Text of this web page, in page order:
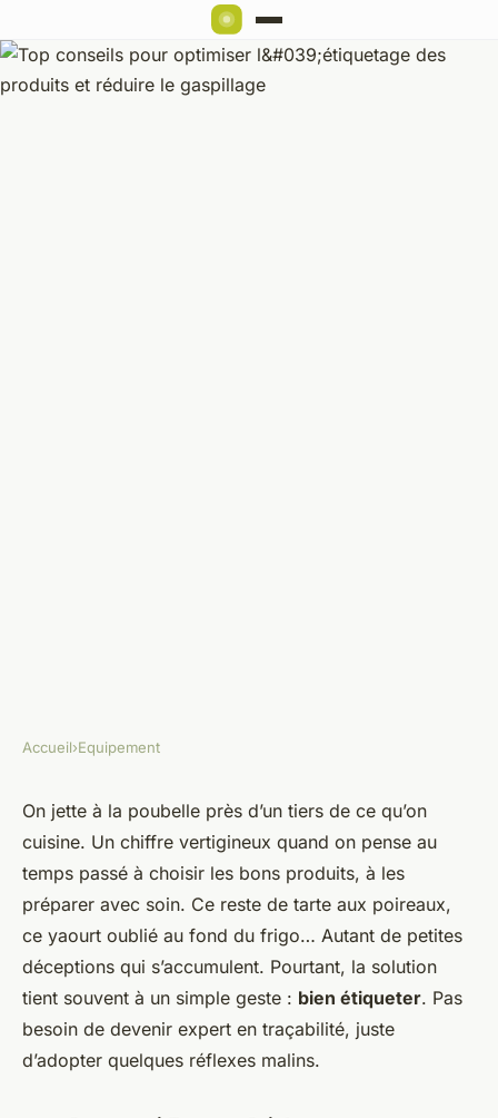
EQUIPEMENT
Top conseils pour optimiser
l'étiquetage des produits et
réduire le gaspillage
Jean-Guillaume•30/03/2026 11:05•8 min de lecture
Accueil›Equipement
On jette à la poubelle près d’un tiers de ce qu’on
cuisine. Un chiffre vertigineux quand on pense au
temps passé à choisir les bons produits, à les
préparer avec soin. Ce reste de tarte aux poireaux,
ce yaourt oublié au fond du frigo… Autant de petites
déceptions qui s’accumulent. Pourtant, la solution
tient souvent à un simple geste : bien étiqueter. Pas
besoin de devenir expert en traçabilité, juste
d’adopter quelques réflexes malins.